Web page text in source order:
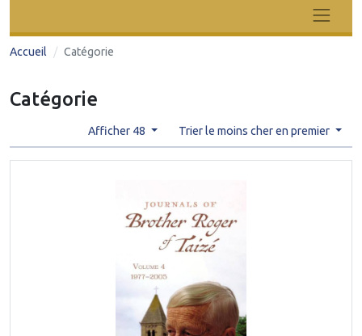
Accueil Catégorie
Catégorie
Afficher 48 Trier le moins cher en premier